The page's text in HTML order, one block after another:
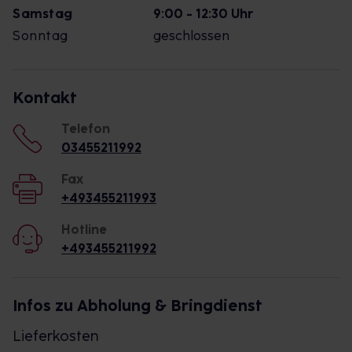
Samstag
9:00 - 12:30 Uhr
Sonntag
geschlossen
Kontakt
Telefon
03455211992
Fax
+493455211993
Hotline
+493455211992
Infos zu Abholung & Bringdienst
Lieferkosten